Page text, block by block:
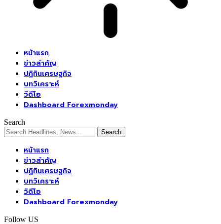
หน้าแรก
ข่าวสำคัญ
ปฏิทินเศรษฐกิจ
บทวิเคราะห์
วิดีโอ
Dashboard Forexmonday
Search
หน้าแรก
ข่าวสำคัญ
ปฏิทินเศรษฐกิจ
บทวิเคราะห์
วิดีโอ
Dashboard Forexmonday
Follow US